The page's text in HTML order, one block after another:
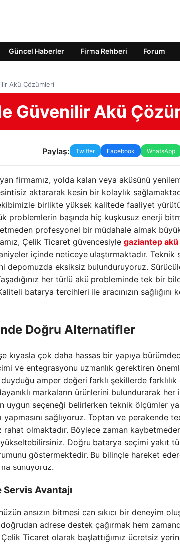
Güncel Haberler Firma Rehberi Forum
Akü Çözümleri
Güvenilir Akü
Paylaş: Twitter Facebook WhatsApp
firmamız, yolda kalan veya aküsünü
aktararak kesin bir kolaylık
birlikte yüksek kalitede faaliyet
problemlerin başında hiç kuşkusuz enerji
profesyonel bir müdahale almak
Çelik Ticaret güvencesiyle gaziantep akü
içinde neticeye ulaştırmaktadır. Teknik
depomuzda eksiksiz bulunduruyoruz.
her türlü akü probleminde tek bir
batarya tercihleri ile aracınızın sağlığını
Doğru Alternatifler
kıyasla çok daha hassas bir yapıya
ve entegrasyonu uzmanlık gerektiren
amper değeri farklı şekillerde farklılık
markaların ürünlerini bulundurarak
uygun seçeneği belirlerken teknik ölçümler
yapmasını sağlıyoruz. Toptan ve perakende
rahat olmaktadır. Böylece zaman
Doğru batarya seçimi yakıt
göstermektedir. Bu bilinçle hareket
sunuyoruz.
Avantajı
ansızın bitmesi can sıkıcı bir deneyim
doğrudan adrese destek çağırmak hem
Ticaret olarak başlattığımız ücretsiz